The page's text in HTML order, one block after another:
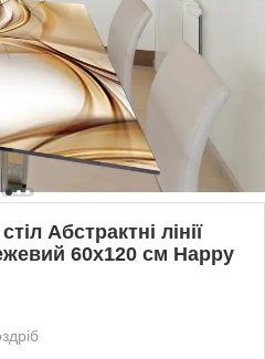
Абстрактні лінії
60х120 см Happy